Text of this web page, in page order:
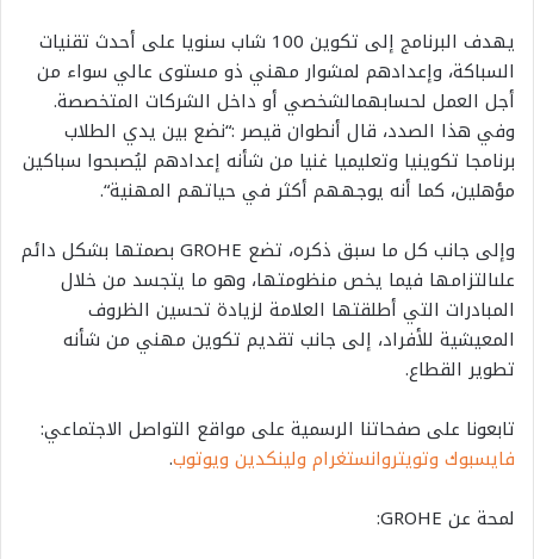
يهدف البرنامج إلى تكوين 100 شاب سنويا على أحدث تقنيات
السباكة، وإعدادهم لمشوار مهني ذو مستوى عالي سواء من
أجل العمل لحسابهمالشخصي أو داخل الشركات المتخصصة.
وفي هذا الصدد، قال أنطوان قيصر :“نضع بين يدي الطلاب
برنامجا تكوينيا وتعليميا غنيا من شأنه إعدادهم ليُصبحوا سباكين
مؤهلين، كما أنه يوجههم أكثر في حياتهم المهنية“.
وإلى جانب كل ما سبق ذكره، تضع GROHE بصمتها بشكل دائم
علىالتزامها فيما يخص منظومتها، وهو ما يتجسد من خلال
المبادرات التي أطلقتها العلامة لزيادة تحسين الظروف
المعيشية للأفراد، إلى جانب تقديم تكوين مهني من شأنه
تطوير القطاع.
تابعونا على صفحاتنا الرسمية على مواقع التواصل الاجتماعي:
فايسبوك وتويتروانستغرام ولينكدين ويوتوب.
لمحة عن GROHE
: